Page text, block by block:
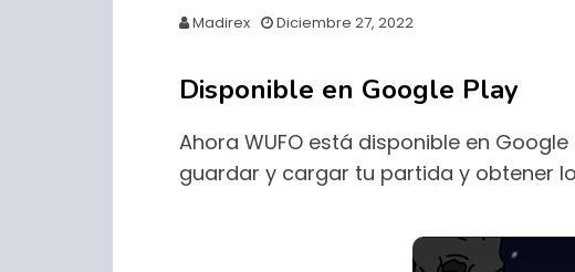
Madirex Diciembre 27, 2022
Disponible en Google Play
Ahora WUFO está disponible en
guardar y cargar tu partida y obtener